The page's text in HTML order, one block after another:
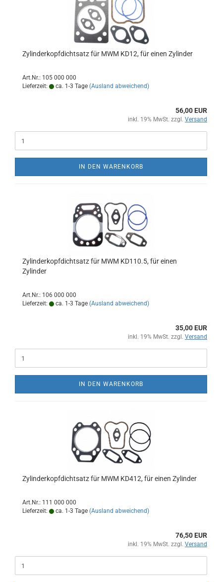
Zylinderkopfdichtsatz für MWM KD12, für einen Zylinder
Art.Nr.: 105 000 000
Lieferzeit:
ca. 1-3 Tage (Ausland abweichend)
56,00 EUR
inkl. 19% MwSt. zzgl. Versand
IN DEN WARENKORB
Zylinderkopfdichtsatz für MWM KD110.5, für einen
Zylinder
Art.Nr.: 106 000 000
Lieferzeit:
ca. 1-3 Tage (Ausland abweichend)
35,00 EUR
inkl. 19% MwSt. zzgl. Versand
IN DEN WARENKORB
Zylinderkopfdichtsatz für MWM KD412, für einen Zylinder
Art.Nr.: 111 000 000
Lieferzeit:
ca. 1-3 Tage (Ausland abweichend)
76,50 EUR
inkl. 19% MwSt. zzgl. Versand